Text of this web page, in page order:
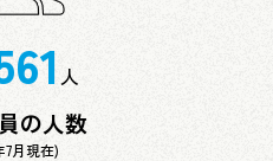
人
の人数
7月現在)